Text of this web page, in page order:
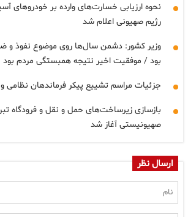
نحوه ارزیابی خسارت‌های وارده بر خودرو‌های
رژیم صهیونی اعلام شد
وزیر کشور: دشمن سال‌ها روی موضوع نفوذ و
بود / موفقیت اخیر نتیجه همبستگی مردم بود
جزئیات مراسم تشییع پیکر فرماندهان نظامی
بازسازی زیرساخت‌های حمل و نقل و فرودگاه
صهیونیستی آغاز شد
ارسال نظر